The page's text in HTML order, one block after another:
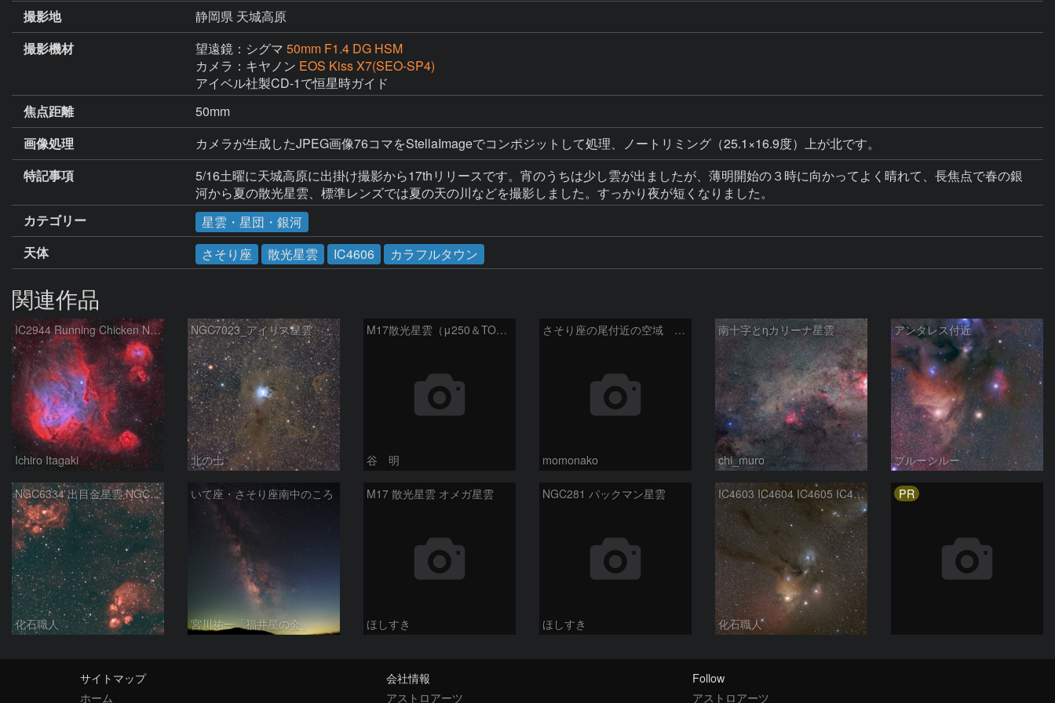
撮影地
静岡県 天城高原
撮影機材
望遠鏡：シグマ 50mm F1.4 DG HSM
カメラ：キヤノン EOS Kiss X7(SEO-SP4)
アイベル社製CD-1で恒星時ガイド
焦点距離
50mm
画像処理
カメラが生成したJPEG画像76コマをStellaImageでコンポジットして処理、ノートリミング（25.1×16.9度）上が北です。
特記事項
5/16土曜に天城高原に出掛け撮影から17thリリースです。宵のうちは少し雲が出ましたが、薄明開始の３時に向かってよく晴れて、長焦点で春の銀
河から夏の散光星雲、標準レンズでは夏の天の川などを撮影しました。すっかり夜が短くなりました。
カテゴリー
星雲・星団・銀河
天体
さそり座 散光星雲 IC4606 カラフルタウン
関連作品
IC2944 Running Chicken Nebula
Ichiro Itagaki
NGC7023_アイリス星雲
北の士
M17散光星雲（μ250＆TOA130）
谷 明
さそり座の尾付近の空域 260718
momonako
南十字とηカリーナ星雲
chi_muro
アンタレス付近
ブルーシルー
NGC6334 出目金星雲 NGC6357 彼岸花星雲 さそり座
化石職人
いて座・さそり座南中のころ
宮川祐一「福井星の会」
M17 散光星雲 オメガ星雲
ほしすき
NGC281 パックマン星雲
ほしすき
IC4603 IC4604 IC4605 IC4606 Sh2-9 IC4592 カラフルタウン 青い馬頭星雲 さそり座
化石職人
PR
サイトマップ
ホーム
会社情報
アストロアーツ
Follow
アストロアーツ